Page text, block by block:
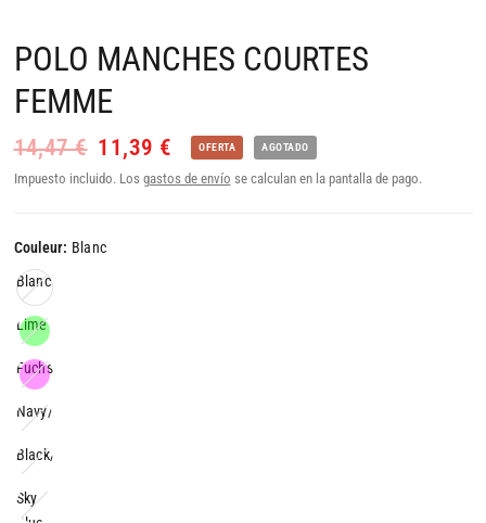
POLO MANCHES COURTES
FEMME
14,47 € 11,39 € OFERTA AGOTADO
Impuesto incluido. Los gastos de envío se calculan en la pantalla de pago.
Couleur: Blanc
Blanc
Lime
Fuchsia
Navy/Navy
Black/Black
Sky